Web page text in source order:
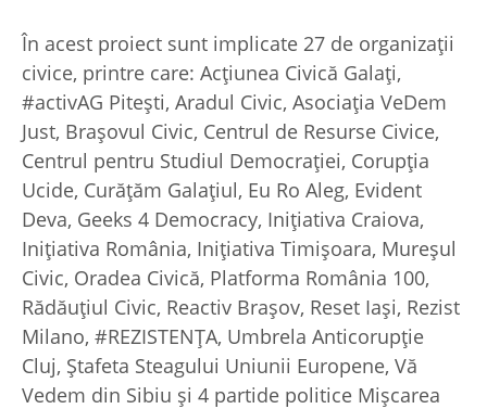
În acest proiect sunt implicate 27 de organizații
civice, printre care: Acțiunea Civică Galați,
#activAG Pitești, Aradul Civic, Asociația VeDem
Just, Brașovul Civic, Centrul de Resurse Civice,
Centrul pentru Studiul Democrației, Corupția
Ucide, Curățăm Galațiul, Eu Ro Aleg, Evident
Deva, Geeks 4 Democracy, Inițiativa Craiova,
Inițiativa România, Inițiativa Timișoara, Mureșul
Civic, Oradea Civică, Platforma România 100,
Rădăuțiul Civic, Reactiv Brașov, Reset Iași, Rezist
Milano, #REZISTENȚA, Umbrela Anticorupție
Cluj, Ștafeta Steagului Uniunii Europene, Vă
Vedem din Sibiu și 4 partide politice Mișcarea